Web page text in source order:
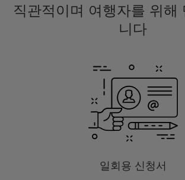
직관적이며 여행자를 위해
니다
일회용 신청서